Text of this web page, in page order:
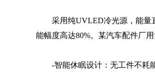
采用纯UVLED冷光源，能量直
能幅度高达80%。某汽车配件厂
-智能休眠设计：无工件不耗